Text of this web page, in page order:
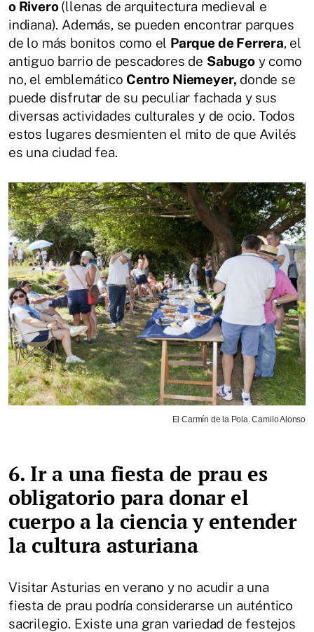
o Rivero(llenas de arquitectura medieval e
indiana). Además, se pueden encontrar parques
de lo más bonitos como el Parque de Ferrera, el
antiguo barrio de pescadores de Sabugoy como
no, el emblemático Centro Niemeyer, donde se
puede disfrutar de su peculiar fachada y sus
diversas actividades culturales y de ocio. Todos
estos lugares desmienten el mito de que Avilés
es una ciudad fea.
El Carmín de la Pola. Camilo Alonso
6. Ir a una fiesta de prau es
obligatorio para donar el
cuerpo a la ciencia y entender
la cultura asturiana
Visitar Asturias en verano y no acudir a una
fiesta de prau podría considerarse un auténtico
sacrilegio. Existe una gran variedad de festejos